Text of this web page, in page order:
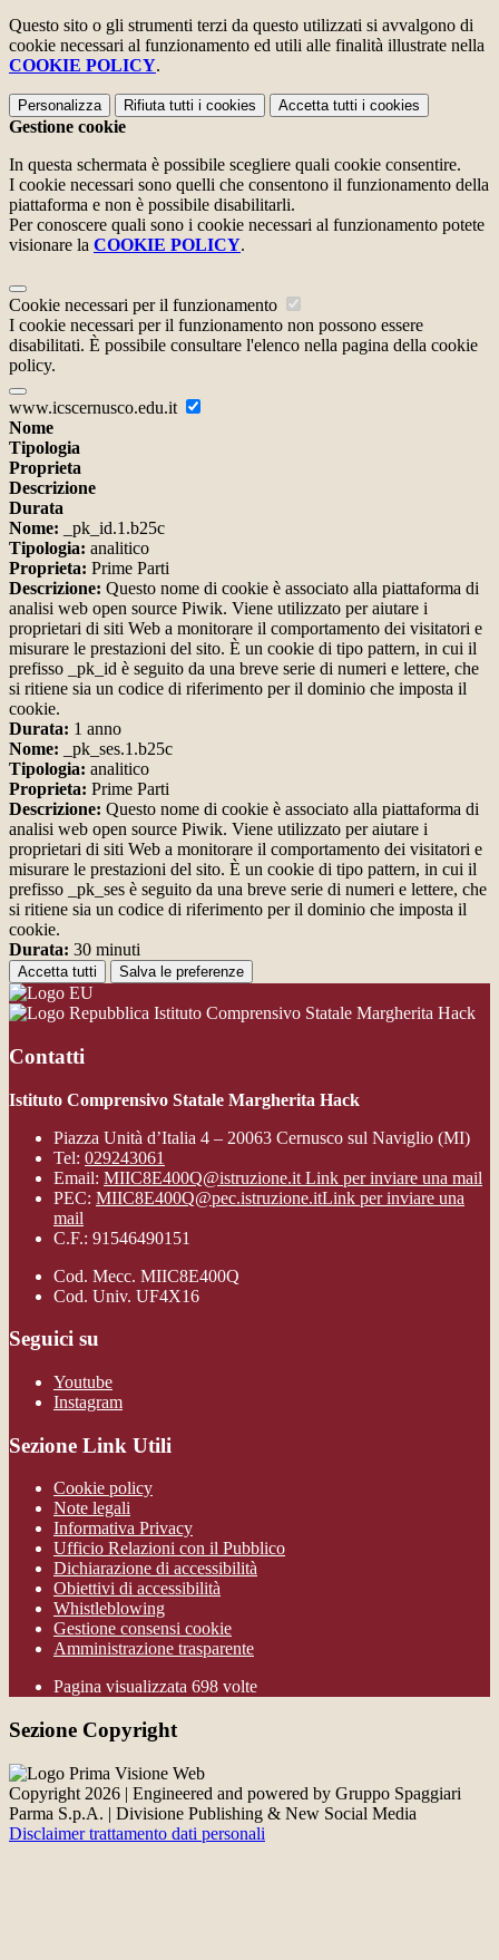
Questo sito o gli strumenti terzi da questo utilizzati si avvalgono di
cookie necessari al funzionamento ed utili alle finalità illustrate nella
COOKIE POLICY.
Personalizza Rifiuta tutti i cookies Accetta tutti i cookies
Gestione cookie
In questa schermata è possibile scegliere quali cookie consentire.
I cookie necessari sono quelli che consentono il funzionamento della
piattaforma e non è possibile disabilitarli.
Per conoscere quali sono i cookie necessari al funzionamento potete
visionare la COOKIE POLICY.
Cookie necessari per il funzionamento
I cookie necessari per il funzionamento non possono essere
disabilitati. È possibile consultare l'elenco nella pagina della cookie
policy.
www.icscernusco.edu.it
Nome
Tipologia
Proprieta
Descrizione
Durata
Nome: _pk_id.1.b25c
Tipologia: analitico
Proprieta: Prime Parti
Descrizione: Questo nome di cookie è associato alla piattaforma di
analisi web open source Piwik. Viene utilizzato per aiutare i
proprietari di siti Web a monitorare il comportamento dei visitatori e
misurare le prestazioni del sito. È un cookie di tipo pattern, in cui il
prefisso _pk_id è seguito da una breve serie di numeri e lettere, che
si ritiene sia un codice di riferimento per il dominio che imposta il
cookie.
Durata: 1 anno
Nome: _pk_ses.1.b25c
Tipologia: analitico
Proprieta: Prime Parti
Descrizione: Questo nome di cookie è associato alla piattaforma di
analisi web open source Piwik. Viene utilizzato per aiutare i
proprietari di siti Web a monitorare il comportamento dei visitatori e
misurare le prestazioni del sito. È un cookie di tipo pattern, in cui il
prefisso _pk_ses è seguito da una breve serie di numeri e lettere, che
si ritiene sia un codice di riferimento per il dominio che imposta il
cookie.
Durata: 30 minuti
Accetta tutti Salva le preferenze
Istituto Comprensivo Statale Margherita Hack
Contatti
Istituto Comprensivo Statale Margherita Hack
Piazza Unità d’Italia 4 – 20063 Cernusco sul Naviglio (MI)
Tel: 029243061
Email: MIIC8E400Q@istruzione.it Link per inviare una mail
PEC: MIIC8E400Q@pec.istruzione.itLink per inviare una
mail
C.F.: 91546490151
Cod. Mecc. MIIC8E400Q
Cod. Univ. UF4X16
Seguici su
Youtube
Instagram
Sezione Link Utili
Cookie policy
Note legali
Informativa Privacy
Ufficio Relazioni con il Pubblico
Dichiarazione di accessibilità
Obiettivi di accessibilità
Whistleblowing
Gestione consensi cookie
Amministrazione trasparente
Pagina visualizzata 698 volte
Sezione Copyright
Copyright 2026 | Engineered and powered by Gruppo Spaggiari
Parma S.p.A. | Divisione Publishing & New Social Media
Disclaimer trattamento dati personali